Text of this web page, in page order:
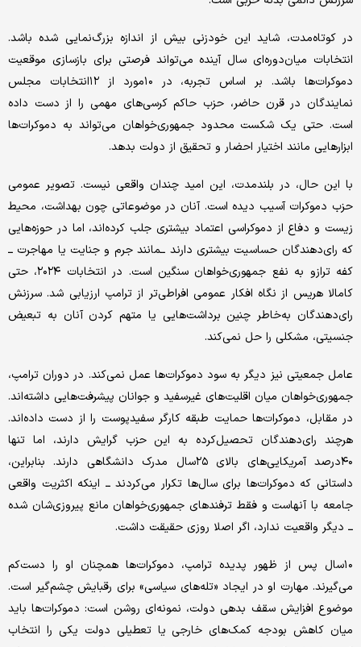
در کوتاه‌مدت، شاید این خودزنی بیش از اندازه بزرگ‌نمایی شده باشد.
انتخابات میان‌دوره‌ای سال آینده می‌تواند فرصتی برای بازسازی موقعیت
دموکرات‌ها باشد. بر اساس تجربه، در ۱۰مورد از ۱۲انتخابات مجلس
نمایندگان در قرن حاضر، حزب حاکم کرسی‌های مهمی را از دست داده
است. حتی یک شکست محدود جمهوری‌خواهان می‌تواند به دموکرات‌ها
ابزارهایی مانند اختیار احضار و تحقیق از دولت بدهد.
با این حال، در بلندمدت، این امید چندان واقعی نیست. تصویر عمومی
حزب دموکرات آسیب دیده است. آنان در موضوعاتی چون بهداشت، محیط
زیست و دفاع از دموکراسی اعتماد بیشتری جلب کرده‌اند، اما در حوزه‌هایی
که رای‌دهندگان حساسیت بیشتری دارند ــمانند جرم و جنایت یا مهاجرت ــ
کفه ترازو به نفع جمهوری‌خواهان سنگین است. در انتخابات ۲۰۲۴، حتی
کامالا هریس از نگاه افکار عمومی افراطی‌تر از ترامپ ارزیابی شد. سرزنش
رای‌دهندگان به‌خاطر چنین برداشت‌هایی یا متهم کردن آنان به تبعیض
جنسیتی، مشکلی را حل نمی‌کند.
عامل جمعیتی نیز دیگر به سود دموکرات‌ها عمل نمی‌کند. در دوران ترامپ،
جمهوری‌خواهان میان اقلیت‌های غیرسفید و جوانان پیشرفت‌هایی داشته‌اند.
در مقابل، دموکرات‌ها حمایت طبقه کارگر سفیدپوست را از دست داده‌اند.
هرچند رای‌دهندگان تحصیل‌کرده به این حزب گرایش دارند، اما تنها
۴۰درصد آمریکایی‌های بالای ۲۵سال مدرک دانشگاهی دارند. بنابراین،
داستانی که دموکرات‌ها برای سال‌ها تکرار می‌کردند ــ اینکه اکثریت واقعی
جامعه با آنهاست و فقط ترفندهای جمهوری‌خواهان مانع پیروزی‌شان شده
ــ دیگر واقعیت ندارد، اگر اصلا روزی حقیقت داشت.
۱۰سال پس از ظهور پدیده ترامپ، دموکرات‌ها همچنان او را دست‌کم
می‌گیرند. مهارت او در ایجاد «تله‌های سیاسی» برای رقبایش چشم‌گیر است.
موضوع افزایش سقف بدهی دولت، نمونه‌ای روشن است: دموکرات‌ها باید
میان کاهش بودجه کمک‌های خارجی یا تعطیلی دولت یکی را انتخاب